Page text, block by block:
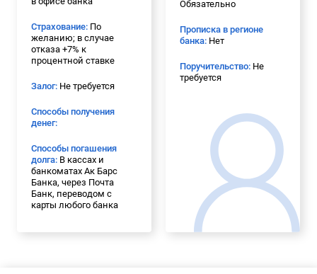
Страхование: По
желанию; в случае
отказа +7% к
процентной ставке
Залог: Не требуется
Способы получения
денег:
Способы погашения
долга: В кассах и
банкоматах Ак Барс
Банка, через Почта
Банк, переводом с
карты любого банка
Обязательно
Прописка в регионе
банка: Нет
Поручительство: Не
требуется